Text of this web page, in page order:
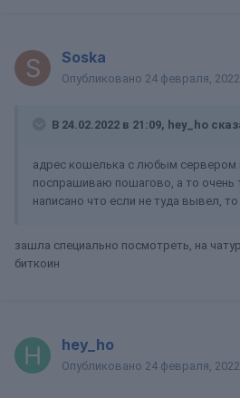
Soska
Опубликовано 24 февраля, 2022
В 24.02.2022 в 21:09, hey_ho
адрес кошелька с любым сервером
поспрашиваю пошагово, а то очень
написано что если не туда вывел,
зашла специально посмотреть, на
биткоин
hey_ho
Опубликовано 24 февраля, 2022